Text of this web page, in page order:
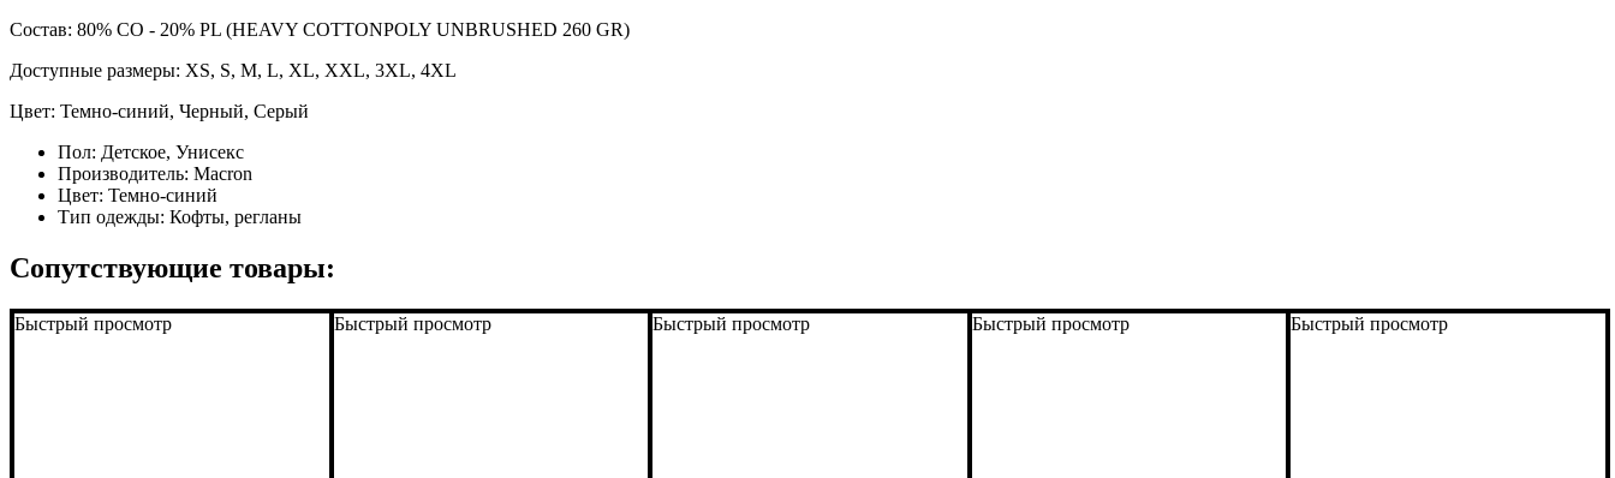
Состав: 80% CO - 20% PL (HEAVY COTTONPOLY UNBRUSHED 260 GR)
Доступные размеры: XS, S, M, L, XL, XXL, 3XL, 4XL
Цвет: Темно-синий, Черный, Серый
Пол: Детское, Унисекс
Производитель: Macron
Цвет: Темно-синий
Тип одежды: Кофты, регланы
Сопутствующие товары:
Быстрый просмотр Быстрый просмотр Быстрый просмотр Быстрый просмотр Быстрый просмотр